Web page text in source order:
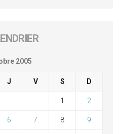
2005
J V S D
1 2
6 7 8 9